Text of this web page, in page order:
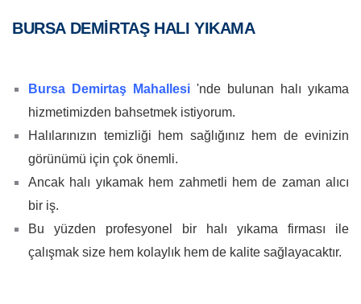
BURSA DEMİRTAŞ HALI YIKAMA
Bursa Demirtaş Mahallesi 'nde bulunan halı yıkama
hizmetimizden bahsetmek istiyorum.
Halılarınızın temizliği hem sağlığınız hem de evinizin
görünümü için çok önemli.
Ancak halı yıkamak hem zahmetli hem de zaman alıcı
bir iş.
Bu yüzden profesyonel bir halı yıkama firması ile
çalışmak size hem kolaylık hem de kalite sağlayacaktır.